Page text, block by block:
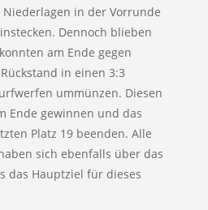
in der Vorrunde
Dennoch blieben
am Ende gegen
in einen 3:3
ummünzen. Diesen
Ende gewinnen und das
Platz 19 beenden. Alle
sich ebenfalls über das
das Hauptziel für dieses